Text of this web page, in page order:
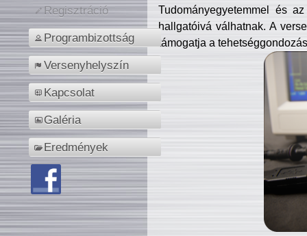
Regisztráció
Programbizottság
Versenyhelyszín
Kapcsolat
Galéria
Eredmények
Tudományegyetemmel és
hallgatóivá válhatnak. A
támogatja a